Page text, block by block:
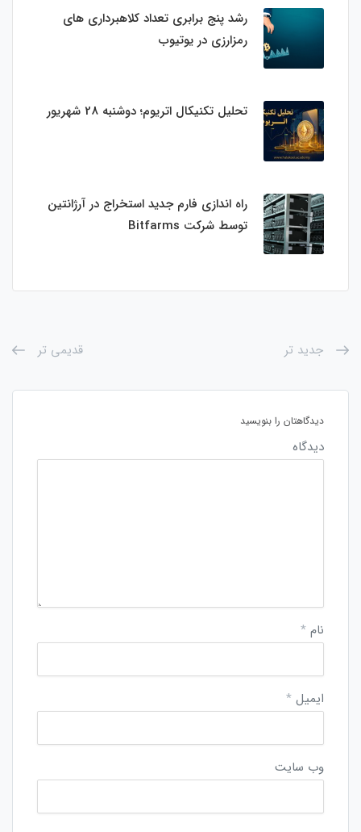
رشد پنج برابری تعداد کلاهبرداری های
رمزارزی در یوتیوب
تحلیل تکنیکال اتریوم؛ دوشنبه 28 شهریور
راه اندازی فارم جدید استخراج در آرژانتین
توسط شرکت Bitfarms
جدید تر قدیمی تر
دیدگاهتان را بنویسید
دیدگاه
نام *
ایمیل *
وب‌ سایت